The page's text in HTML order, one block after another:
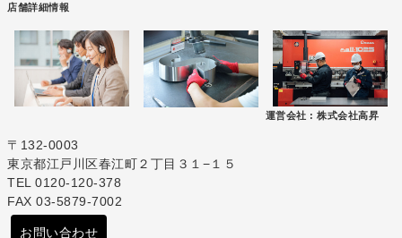
店舗詳細情報
運営会社 : 株式会社高昇
〒132-0003
東京都江戸川区春江町２丁目３１−１５
TEL 0120-120-378
FAX 03-5879-7002
お問い合わせ